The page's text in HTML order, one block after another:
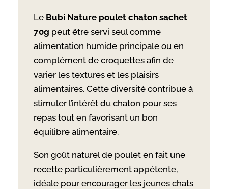
Le Bubi Nature poulet chaton sachet
70g peut être servi seul comme
alimentation humide principale ou en
complément de croquettes afin de
varier les textures et les plaisirs
alimentaires. Cette diversité contribue à
stimuler l’intérêt du chaton pour ses
repas tout en favorisant un bon
équilibre alimentaire.
Son goût naturel de poulet en fait une
recette particulièrement appétente,
idéale pour encourager les jeunes chats